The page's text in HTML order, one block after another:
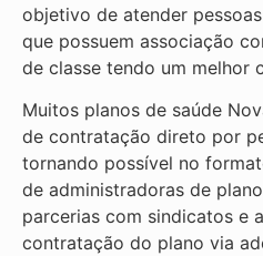
objetivo de atender
que possuem associação
de classe tendo um melhor
Muitos planos de saúde
de contratação direto por
tornando possível no
de administradoras de
parcerias com sindicatos e
contratação do plano via